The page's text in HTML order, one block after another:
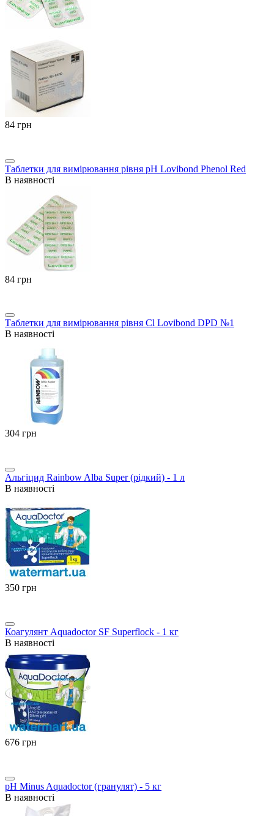
‍84‍ грн
Таблетки для вимірювання рівня pH Lovibond Phenol Red
В наявності
‍84‍ грн
Таблетки для вимірювання рівня Cl Lovibond DPD №1
В наявності
‍304‍ грн
Альгіцид Rainbow Alba Super (рідкий) - 1 л
В наявності
‍350‍ грн
Коагулянт Aquadoctor SF Superflock - 1 кг
В наявності
‍676‍ грн
pH Minus Aquadoctor (гранулят) - 5 кг
В наявності